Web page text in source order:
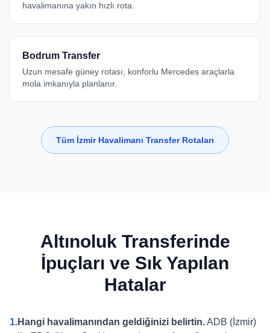
havalimanına yakın hızlı rota.
Bodrum Transfer
Uzun mesafe güney rotası; konforlu Mercedes araçlarla
mola imkanıyla planlanır.
Tüm İzmir Havalimanı Transfer Rotaları
Altınoluk Transferinde
İpuçları ve Sık Yapılan
Hatalar
1.Hangi havalimanından geldiğinizi belirtin.ADB (İzmir)